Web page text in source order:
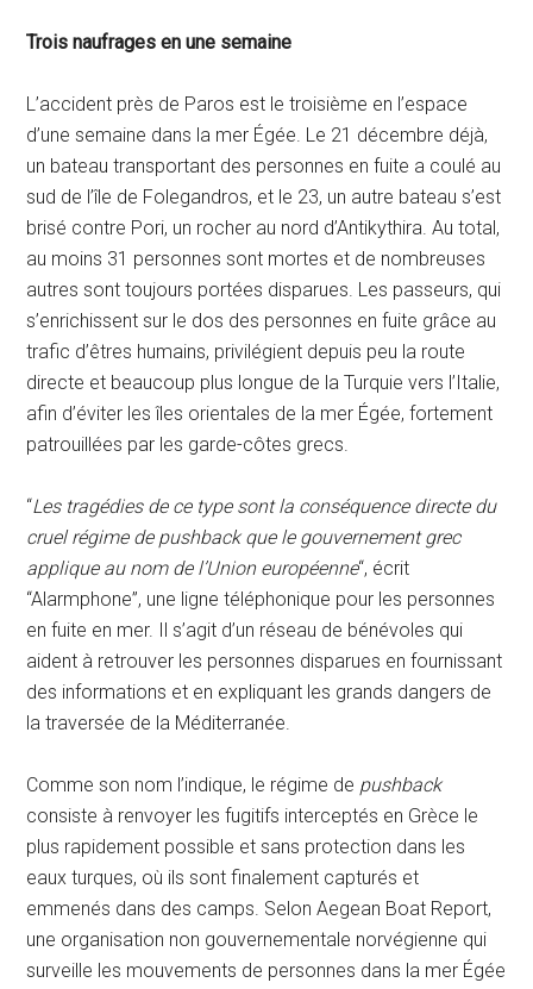
Trois naufrages en une semaine
L’accident près de Paros est le troisième en l’espace
d’une semaine dans la mer Égée. Le 21 décembre déjà,
un bateau transportant des personnes en fuite a coulé au
sud de l’île de Folegandros, et le 23, un autre bateau s’est
brisé contre Pori, un rocher au nord d’Antikythira. Au total,
au moins 31 personnes sont mortes et de nombreuses
autres sont toujours portées disparues. Les passeurs, qui
s’enrichissent sur le dos des personnes en fuite grâce au
trafic d’êtres humains, privilégient depuis peu la route
directe et beaucoup plus longue de la Turquie vers l’Italie,
afin d’éviter les îles orientales de la mer Égée, fortement
patrouillées par les garde-côtes grecs.
“Les tragédies de ce type sont la conséquence directe du
cruel régime de pushback que le gouvernement grec
applique au nom de l’Union européenne“, écrit
“Alarmphone”, une ligne téléphonique pour les personnes
en fuite en mer. Il s’agit d’un réseau de bénévoles qui
aident à retrouver les personnes disparues en fournissant
des informations et en expliquant les grands dangers de
la traversée de la Méditerranée.
Comme son nom l’indique, le régime de pushback
consiste à renvoyer les fugitifs interceptés en Grèce le
plus rapidement possible et sans protection dans les
eaux turques, où ils sont finalement capturés et
emmenés dans des camps. Selon Aegean Boat Report,
une organisation non gouvernementale norvégienne qui
surveille les mouvements de personnes dans la mer Égée